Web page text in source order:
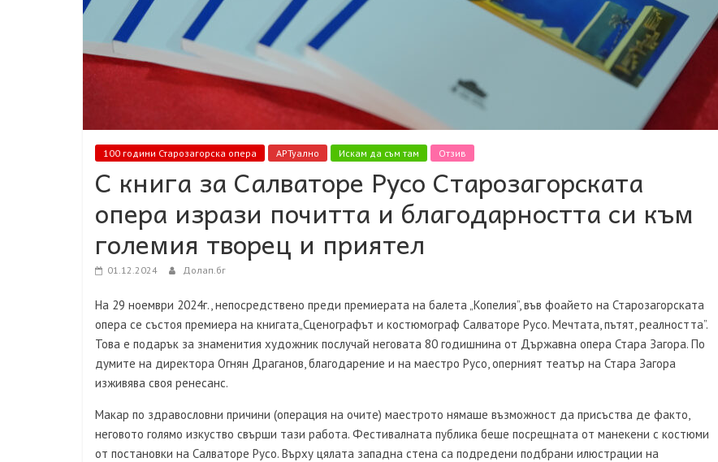
100 години Старозагорска опера АРТуално Искам да съм там Отзив
С книга за Салваторе Русо Старозагорската
опера изрази почитта и благодарността си към
големия творец и приятел
01.12.2024 Долап.бг
На 29 ноември 2024г., непосредствено преди премиерата на балета „Копелия”, във фоайето на Старозагорската
опера се състоя премиера на книгата„Сценографът и костюмограф Салваторе Русо. Мечтата, пътят, реалността”.
Това е подарък за знаменития художник послучай неговата 80 годишнина от Държавна опера Стара Загора. По
думите на директора Огнян Драганов, благодарение и на маестро Русо, оперният театър на Стара Загора
изживява своя ренесанс.
Макар по здравословни причини (операция на очите) маестрото нямаше възможност да присъства де факто,
неговото голямо изкуство свърши тази работа. Фестивалната публика беше посрещната от манекени с костюми
от постановки на Салваторе Русо. Върху цялата западна стена са подредени подбрани илюстрации на